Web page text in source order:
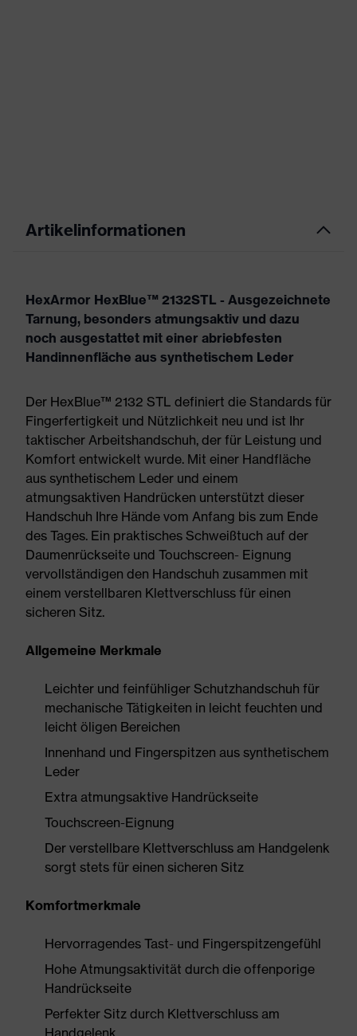
Artikelinformationen
HexArmor HexBlue™ 2132STL - Ausgezeichnete
Tarnung, besonders atmungsaktiv und dazu
noch ausgestattet mit einer abriebfesten
Handinnenfläche aus synthetischem Leder
Der HexBlue™ 2132 STL definiert die Standards für
Fingerfertigkeit und Nützlichkeit neu und ist Ihr
taktischer Arbeitshandschuh, der für Leistung und
Komfort entwickelt wurde. Mit einer Handfläche
aus synthetischem Leder und einem
atmungsaktiven Handrücken unterstützt dieser
Handschuh Ihre Hände vom Anfang bis zum Ende
des Tages. Ein praktisches Schweißtuch auf der
Daumenrückseite und Touchscreen- Eignung
vervollständigen den Handschuh zusammen mit
einem verstellbaren Klettverschluss für einen
sicheren Sitz.
Allgemeine Merkmale
Leichter und feinfühliger Schutzhandschuh für
mechanische Tätigkeiten in leicht feuchten und
leicht öligen Bereichen
Innenhand und Fingerspitzen aus synthetischem
Leder
Extra atmungsaktive Handrückseite
Touchscreen-Eignung
Der verstellbare Klettverschluss am Handgelenk
sorgt stets für einen sicheren Sitz
Komfortmerkmale
Hervorragendes Tast- und Fingerspitzengefühl
Hohe Atmungsaktivität durch die offenporige
Handrückseite
Perfekter Sitz durch Klettverschluss am
Handgelenk